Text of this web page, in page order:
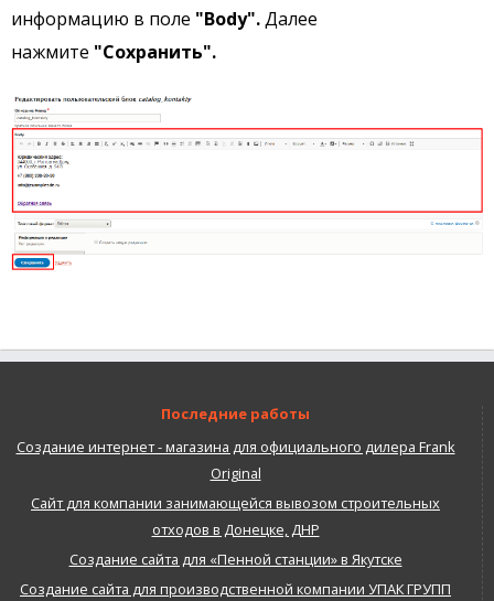
информацию в поле "Body".Далее
нажмите "Сохранить".
Последние работы
Создание интернет - магазина для официального дилера Frank
Original
Сайт для компании занимающейся вывозом строительных
отходов в Донецке, ДНР
Создание сайта для «Пенной станции» в Якутске
Создание сайта для производственной компании УПАК ГРУПП